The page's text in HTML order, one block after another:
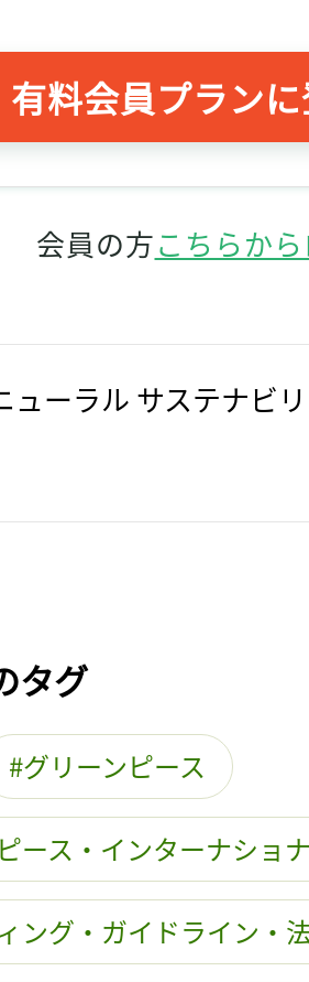
有料会員プラン
会員の方こちらか
ューラル サステナビ
タグ
グリーンピース
ース・インターナショ
ング・ガイドライン・